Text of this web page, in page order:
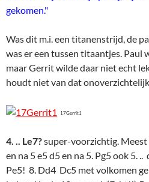
gekomen."
Was dit m.i. een titanenstrijd, de
was er een tussen titaantjes. Paul
maar Gerrit wilde daar niet echt
houdt niet van dat
17Gerrit1
4. .. Le7?super-voorzichtig. Meest
en na 5 e5 d5 en na 5. Pg5 ook 5.
Pe5! 8. Dd4 Dc5 met volkomen